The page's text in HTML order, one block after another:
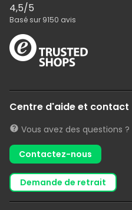
4,5/5
Basé sur 9150 avis
Centre d'aide et contact
Vous avez des questions ?
Contactez-nous
demande de retrait